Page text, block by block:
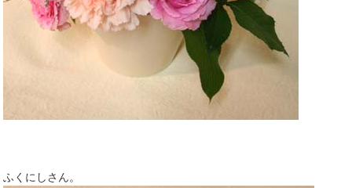
ふくにしさん。